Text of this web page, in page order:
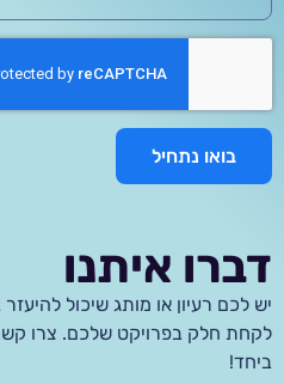
בואו נתחיל
דברו איתנו
יש לכם רעיון או מותג שיכול
לקחת חלק בפרויקט שלכם. צרו
ביחד!